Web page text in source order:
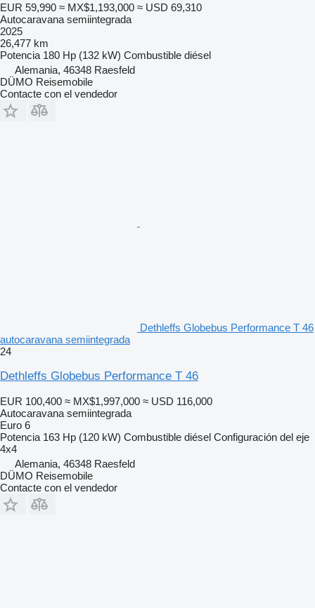
EUR 59,990 ≈ MX$1,193,000 ≈ USD 69,310
Autocaravana semiintegrada
2025
26,477 km
Potencia 180 Hp (132 kW) Combustible diésel
Alemania, 46348 Raesfeld
DÜMO Reisemobile
Contacte con el vendedor
Dethleffs Globebus Performance T 46
autocaravana semiintegrada
24
Dethleffs Globebus Performance T 46
EUR 100,400 ≈ MX$1,997,000 ≈ USD 116,000
Autocaravana semiintegrada
Euro 6
Potencia 163 Hp (120 kW) Combustible diésel Configuración del eje
4x4
Alemania, 46348 Raesfeld
DÜMO Reisemobile
Contacte con el vendedor